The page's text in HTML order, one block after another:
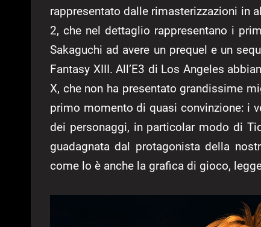
rappresentato dalle rimasterizzazioni in
2, che nel dettaglio rappresentano i
Sakaguchi ad avere un prequel e un
Fantasy XIII. All’E3 di Los Angeles
X, che non ha presentato grandissime
primo momento di quasi convinzione: i
dei personaggi, in particolar modo di
guadagnata dal protagonista della
come lo è anche la grafica di gioco,